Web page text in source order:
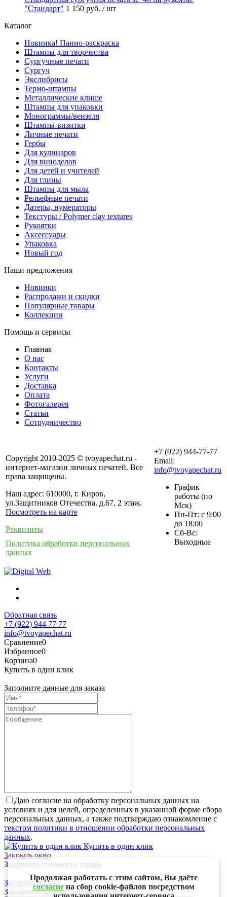
"Стандарт" 1 150 руб. / шт
Каталог
Новинка! Панно-раскраска
Штампы для творчества
Сургучные печати
Сургуч
Экслибрисы
Термо-штампы
Металлические клише
Штампы для упаковки
Монограммы/вензеля
Штампы-визитки
Личные печати
Гербы
Для кулинаров
Для виноделов
Для детей и учителей
Для глины
Штампы для мыла
Рельефные печати
Датеры, нумераторы
Текстуры / Polymer clay textures
Рукоятки
Аксессуары
Упаковка
Новый год
Наши предложения
Новинки
Распродажи и скидки
Популярные товары
Коллекции
Помощь и сервисы
Главная
О нас
Контакты
Услуги
Доставка
Оплата
Фотогалерея
Статьи
Сотрудничество
Copyright 2010-2025 © tvoyapechat.ru -
интернет-магазин личных печатей. Все
права защищены.
Наш адрес: 610000, г. Киров,
ул.Защитников Отечества. д.67, 2 этаж.
Посмотреть на карте
Реквизиты
Политика обработки персональных
данных
+7 (922) 944-77-77
Email:
info@tvoyapechat.ru
График
работы (по
Мск)
Пн-Пт: с 9:00
до 18:00
Сб-Вс:
Выходные
Обратная связь
+7 (922) 944 77 77
info@tvoyapechat.ru
Сравнение0
Избранное0
Корзина0
Купить в один клик
Заполните данные для заказа
Даю согласие на обработку персональных данных на
условиях и для целей, определенных в указанной форме сбора
персональных данных, а также подтверждаю ознакомление с
текстом политики в отношении обработки персональных
данных.
Купить в один клик
Закрыть окно
Запросить стоимость товара
Загрузка товара
Заполните данные для запроса цены
Продолжая работать с этим сайтом, Вы даёте
согласиена сбор cookie-файлов посредством